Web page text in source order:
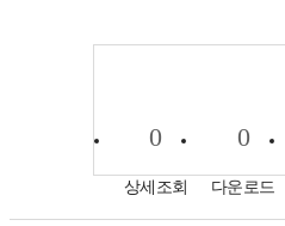
0
상세조회
0
다운로드